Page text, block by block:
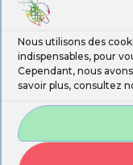
Nous utilisons des
indispensables, pour
Cependant, nous
savoir plus, consultez